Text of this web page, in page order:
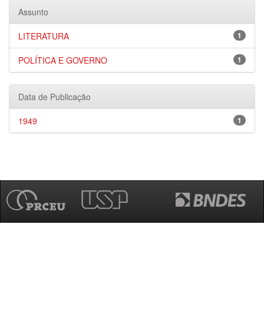
Assunto
1
LITERATURA
1
POLÍTICA E GOVERNO
Data de Publicação
1
1949